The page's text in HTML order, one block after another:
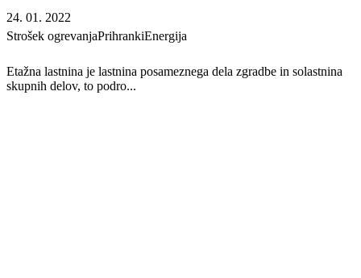
24. 01. 2022
Strošek ogrevanjaPrihrankiEnergija
Etažna lastnina je lastnina posameznega dela zgradbe in solastnina
skupnih delov, to podro...